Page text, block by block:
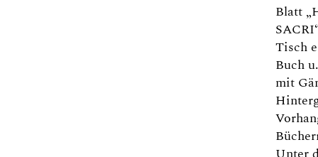
Blatt
Tisch
Buch
mit